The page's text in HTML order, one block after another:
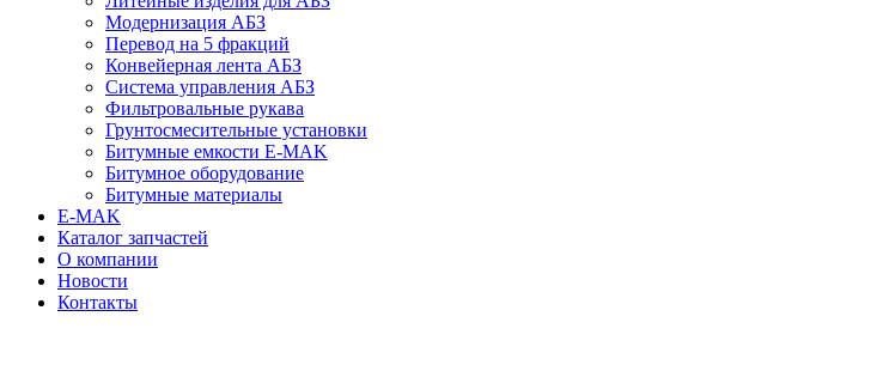
Модернизация АБЗ
Перевод на 5 фракций
Конвейерная лента АБЗ
Система управления АБЗ
Фильтровальные рукава
Грунтосмесительные установки
Битумные емкости E-MAK
Битумное оборудование
Битумные материалы
E-MAK
Каталог запчастей
О компании
Новости
Контакты